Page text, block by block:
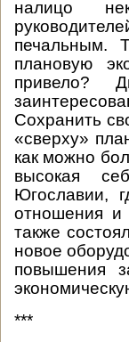
налицо
печальным.
плановую
привело?
Сохранить
«сверху»
как можно
высокая
Югославии,
отношения и
также
новое
повышения
***